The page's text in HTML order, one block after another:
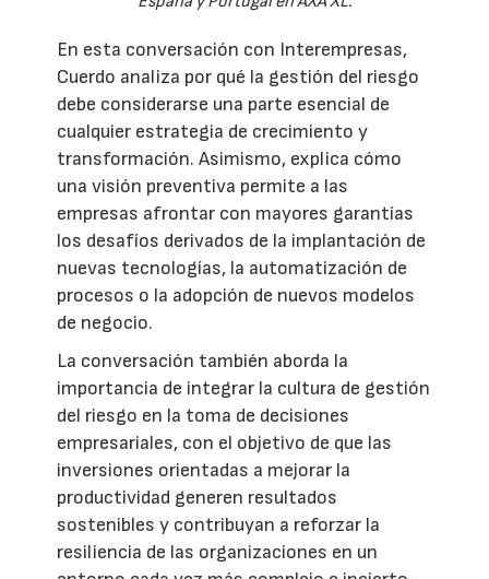
En esta conversación con Interempresas,
Cuerdo analiza por qué la gestión del riesgo
debe considerarse una parte esencial de
cualquier estrategia de crecimiento y
transformación. Asimismo, explica cómo
una visión preventiva permite a las
empresas afrontar con mayores garantías
los desafíos derivados de la implantación de
nuevas tecnologías, la automatización de
procesos o la adopción de nuevos modelos
de negocio.
La conversación también aborda la
importancia de integrar la cultura de gestión
del riesgo en la toma de decisiones
empresariales, con el objetivo de que las
inversiones orientadas a mejorar la
productividad generen resultados
sostenibles y contribuyan a reforzar la
resiliencia de las organizaciones en un